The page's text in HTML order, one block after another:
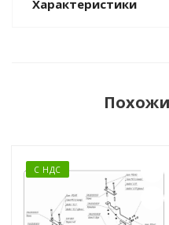
Характеристики
С НДС